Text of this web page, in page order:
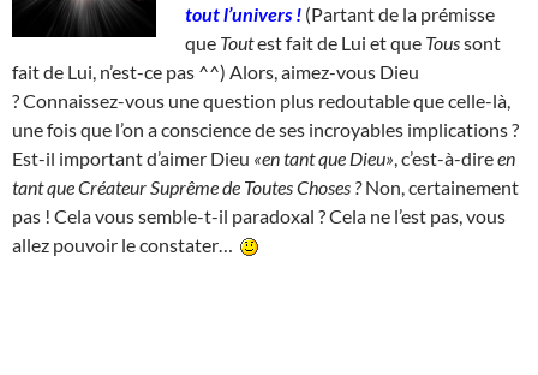
tout l’univers ! (Partant de la prémisse
que Toutest fait de Lui et que Toussont
fait de Lui, n’est-ce pas ^^) Alors, aimez-vous Dieu
? Connaissez-vous une question plus redoutable que celle-là,
une fois que l’on a conscience de ses incroyables implications ?
Est-il important d’aimer Dieu «en tant que Dieu» , c’est-à-direen
tant que Créateur Suprême de Toutes Choses ?Non, certainement
pas ! Cela vous semble-t-il paradoxal ? Cela ne l’est pas, vous
allez pouvoir le constater…